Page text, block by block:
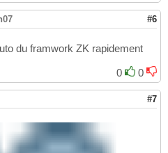
#6
du framwork ZK rapidement
0
0
#7